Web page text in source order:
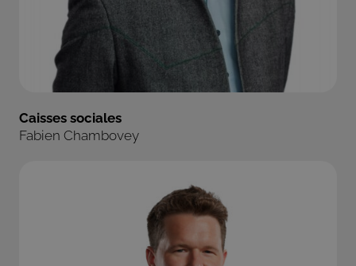
Caisses sociales
Fabien Chambovey